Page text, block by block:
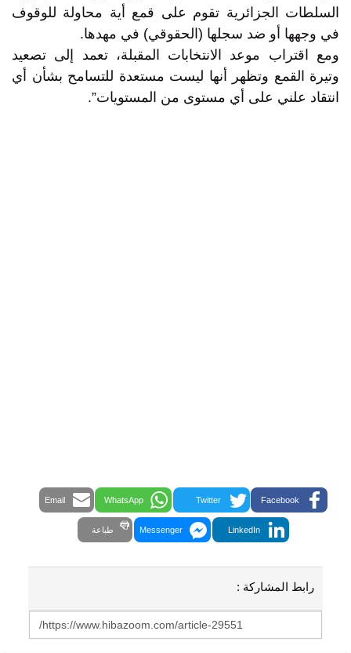
السلطات الجزائرية تقوم على قمع أية محاولة للوقوف
في وجهها أو ضد سجلها (الحقوقي) في مهدها.
ومع اقتراب موعد الانتخابات المقبلة، تعمد إلى تصعيد
وتيرة القمع وتظهر أنها ليست مستعدة للتسامح بشأن أي
انتقاد علني على أي مستوى من المستويات”.
Facebook
Twitter
WhatsApp
Email
LinkedIn
Messenger طباعة
رابط المشاركة :